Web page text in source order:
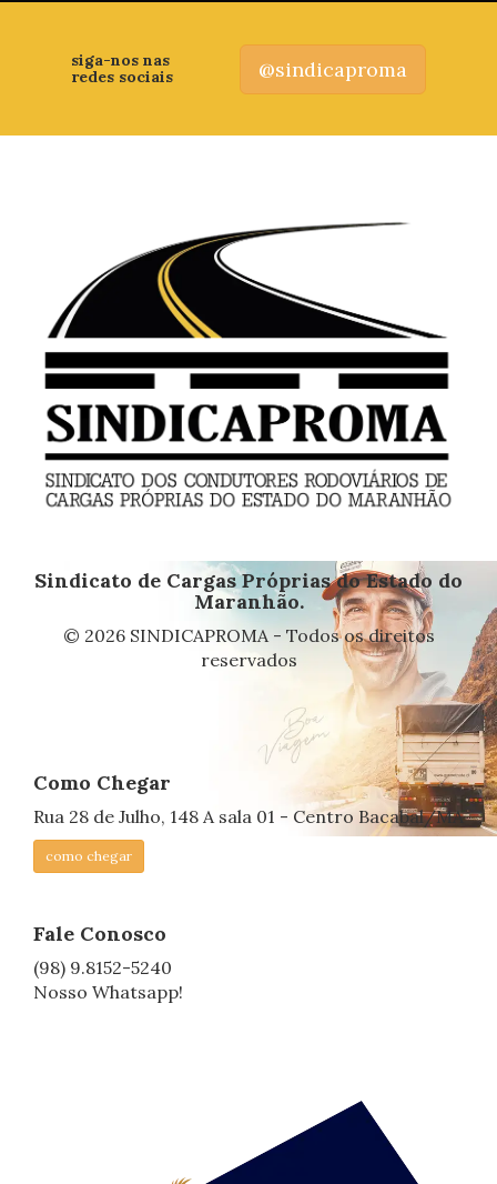
siga-nos nas
redes sociais
@sindicaproma
Sindicato de Cargas Próprias do Estado do
Maranhão.
© 2026 SINDICAPROMA - Todos os direitos
reservados
Como Chegar
Rua 28 de Julho, 148 A sala 01 - Centro Bacabal/MA
como chegar
Fale Conosco
(98) 9.8152-5240
Nosso Whatsapp!